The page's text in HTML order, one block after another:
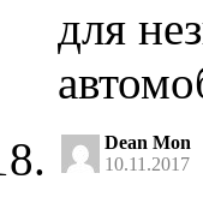
для
Dean Mon
10.11.2017